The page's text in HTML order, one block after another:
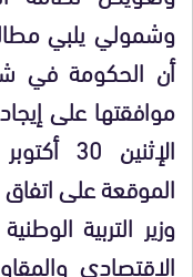
وشمولي يلبي
أن الحكومة في
موافقتها على
وزير التربية
الاقتصادي